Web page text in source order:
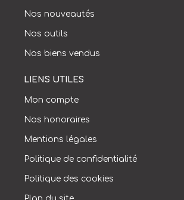
Nos nouveautés
Nos outils
Nos biens vendus
LIENS UTILES
Mon compte
Nos honoraires
Mentions légales
Politique de confidentialité
Politique des cookies